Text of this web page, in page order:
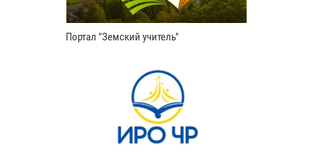
Портал "Земский учитель"